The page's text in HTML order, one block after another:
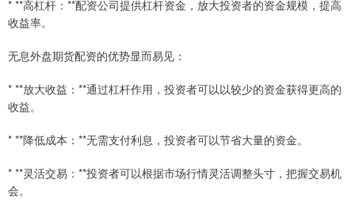
* **高杠杆：**配资公司提供杠杆资金，放大投资者的资金规模，提高
收益率。
无息外盘期货配资的优势显而易见：
* **放大收益：**通过杠杆作用，投资者可以以较少的资金获得更高的
收益。
* **降低成本：**无需支付利息，投资者可以节省大量的资金。
* **灵活交易：**投资者可以根据市场行情灵活调整头寸，把握交易机
会。